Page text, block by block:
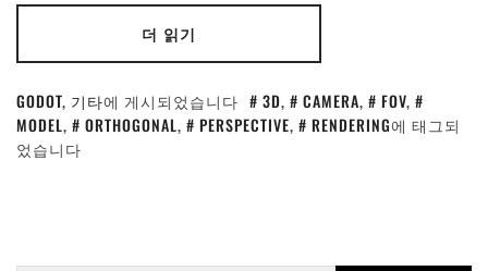
더 읽기
GODOT, 기타에 게시되었습니다 3D, CAMERA, FOV,
MODEL, ORTHOGONAL, PERSPECTIVE, RENDERING에 태그되
었습니다